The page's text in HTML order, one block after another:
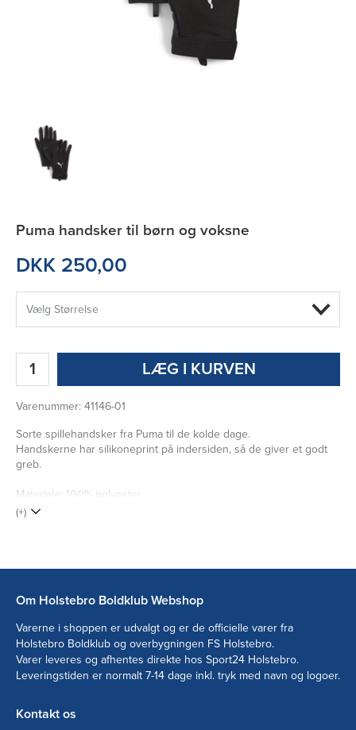
Puma handsker til børn og voksne
DKK 250,00
LÆG I KURVEN
Varenummer: 41146-01
Sorte spillehandsker fra Puma til de kolde dage.
Handskerne har silikoneprint på indersiden, så de giver et godt
greb.
Materiale: 100% polyester.
(+)
Om Holstebro Boldklub Webshop
Varerne i shoppen er udvalgt og er de officielle varer fra
Holstebro Boldklub og overbygningen FS Holstebro.
Varer leveres og afhentes direkte hos Sport24 Holstebro.
Leveringstiden er normalt 7-14 dage inkl. tryk med navn og logoer.
Kontakt os